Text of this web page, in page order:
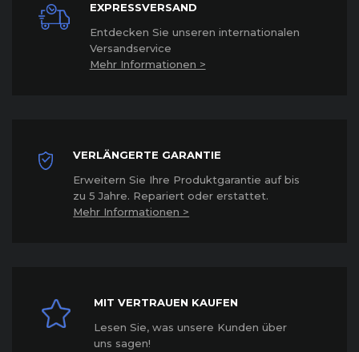
EXPRESSVERSAND
Entdecken Sie unseren internationalen
Versandservice
Mehr Informationen >
VERLÄNGERTE GARANTIE
Erweitern Sie Ihre Produktgarantie auf bis
zu 5 Jahre. Repariert oder erstattet.
Mehr Informationen >
MIT VERTRAUEN KAUFEN
Lesen Sie, was unsere Kunden über
uns sagen!